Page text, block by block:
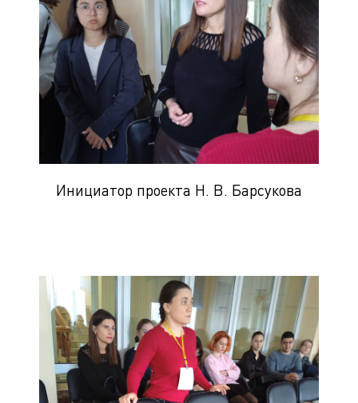
Инициатор проекта Н. В. Барсукова